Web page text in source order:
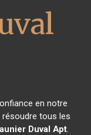
en notre
résoudre tous les
Duval Apt.